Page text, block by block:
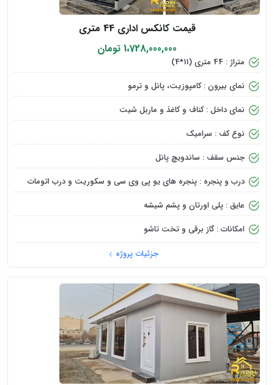
قیمت کانکس اداری 44 متری
1،728,000,000 تومان
متراژ : 44 متری (11*4)
نمای بیرون : کامپوزیت، پانل و ترمو
نمای داخل : کناف و کاغذ و ماربل شیت
نوع کف : سرامیک
جنس سقف : ساندویچ پانل
درب و پنجره : پنجره های یو پی وی سی و سکوریت و درب اتومات
عایق : پلی اورتان و پشم شیشه
امکانات : گاز برقی و تخت تاشو
جزئیات پروژه